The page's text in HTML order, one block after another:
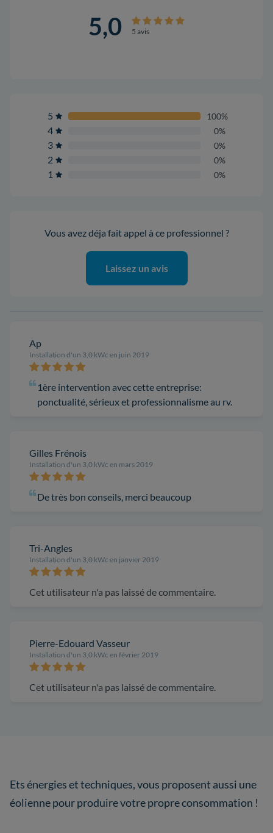
5,0 5 avis
5 100%
4 0%
3 0%
2 0%
1 0%
Vous avez déja fait appel à ce professionnel ?
Laissez un avis
Ap
Installation d'un 3,0 kWc en juin 2019
1ère intervention avec cette entreprise:
ponctualité, sérieux et professionnalisme au rv.
Gilles Frénois
Installation d'un 3,0 kWc en mars 2019
De très bon conseils, merci beaucoup
Tri-Angles
Installation d'un 3,0 kWc en janvier 2019
Cet utilisateur n'a pas laissé de commentaire.
Pierre-Edouard Vasseur
Installation d'un 3,0 kWc en février 2019
Cet utilisateur n'a pas laissé de commentaire.
Ets énergies et techniques, vous proposent aussi une
éolienne pour produire votre propre consommation !